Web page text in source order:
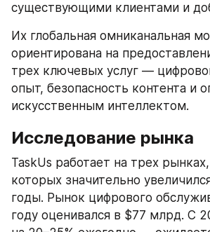
существующими клиентами и
Их глобальная омниканальная
ориентирована на
трех ключевых услуг —
опыт, безопасность контента и
искусственным интеллектом.
Исследование рынка
TaskUs работает на трех
которых значительно
годы. Рынок цифрового
году оценивался в $77 млрд. С